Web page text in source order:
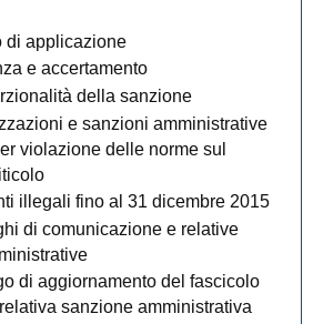
di applicazione
e accertamento
della sanzione
e sanzioni amministrative
violazione delle norme sul
illegali fino al 31 dicembre 2015
di comunicazione e relative
di aggiornamento del fascicolo
sanzione amministrativa